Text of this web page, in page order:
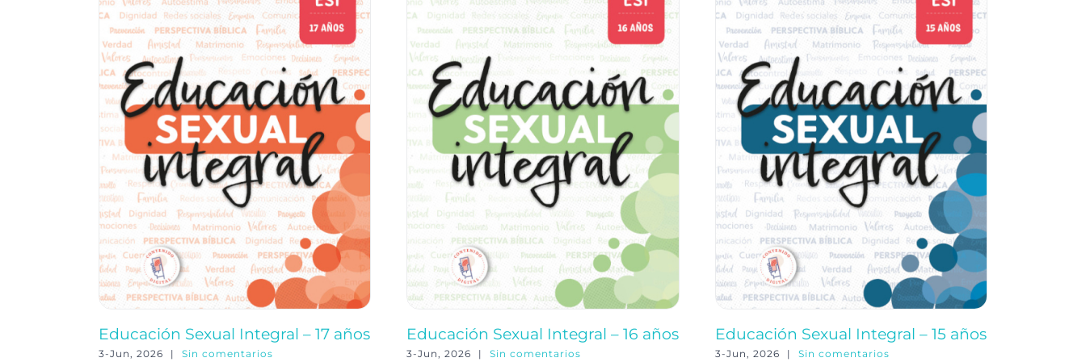
Educación Sexual Integral – 17 años
3-Jun, 2026 | Sin comentarios
Educación Sexual Integral – 16 años
3-Jun, 2026 | Sin comentarios
Educación Sexual Integral – 15 años
3-Jun, 2026 | Sin comentarios